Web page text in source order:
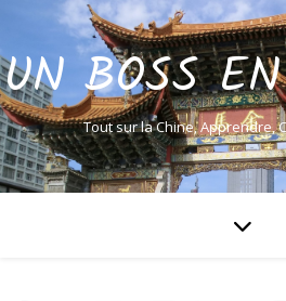
UN BOSS
Tout sur la Chine, Apprendre,